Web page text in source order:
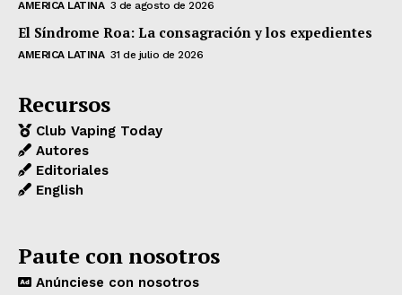
AMERICA LATINA 3 de agosto de 2026
El Síndrome Roa: La consagración y los expedientes
AMERICA LATINA 31 de julio de 2026
Recursos
Club Vaping Today
Autores
Editoriales
English
Paute con nosotros
Anúnciese con nosotros